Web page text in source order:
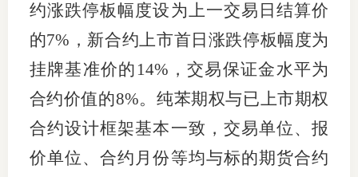
协会公
乡村振
联系我
约涨跌停板幅度设为上一交易日结算价
的7%，新合约上市首日涨跌停板幅度为
挂牌基准价的14%，交易保证金水平为
合约价值的8%。纯苯期权与已上市期权
合约设计框架基本一致，交易单位、报
价单位、合约月份等均与标的期货合约